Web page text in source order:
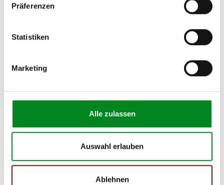
Präferenzen
Statistiken
Marketing
Alle zulassen
Auswahl erlauben
Ablehnen
Unternehmensname:
Am Wasserturm 55, Coesfeld, NRW, 48653, DE
info@tmc-turbo.de
02541/8483601
Der Aufbereitungsprozess für
Turbolader